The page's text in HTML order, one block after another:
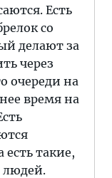
Есть
со
делают за
через
очереди на
время на
такие,
людей.